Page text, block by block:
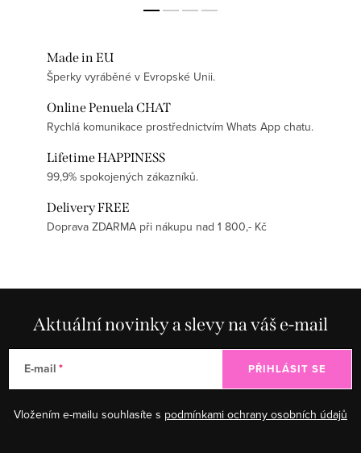
Made in EU
Šperky vyráběné v Evropské Unii.
Online Penuela CHAT
Rychlá komunikace prostřednictvím Whats App chatu.
Lifetime HAPPINESS
99,9% spokojených zákazníků.
Delivery FREE
Doprava ZDARMA při nákupu nad 1 800,- Kč
Aktuální novinky a slevy na váš e-mail
E-mail
Vložením e-mailu souhlasíte s podmínkami ochrany osobních údajů
PŘIHLÁSIT SE